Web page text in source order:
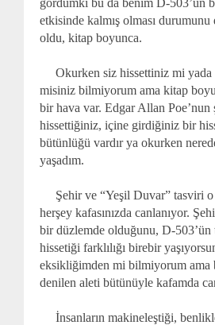
etkisinde kalmış olması durumunu
oldu, kitap boyunca.
Okurken siz hissettiniz mi yada
misiniz bilmiyorum ama kitap
bir hava var. Edgar Allan
hissettiğiniz, içine girdiğiniz bir
bütünlüğü vardır ya okurken
yaşadım.
Şehir ve “Yeşil Duvar” tasviri o
herşey kafasınızda canlanıyor.
bir düzlemde olduğunu, D-503’ün
hissetiği farklılığı birebir
eksikliğimden mi bilmiyorum ama
denilen aleti bütünüyle kafamda
İnsanların makineleştiği,